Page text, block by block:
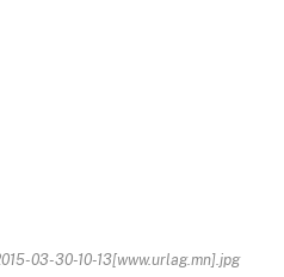
03-30-10-13[www.urlag.mn].jpg